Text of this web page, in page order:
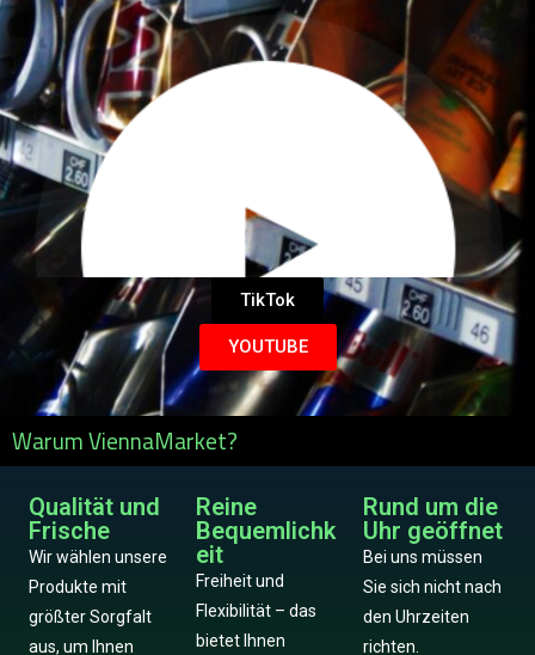
TikTok
YOUTUBE
Warum ViennaMarket?
Qualität und
Frische
Wir wählen unsere
Produkte mit
größter Sorgfalt
aus, um Ihnen
Reine
Bequemlichk
eit
Freiheit und
Flexibilität – das
bietet Ihnen
Rund um die
Uhr geöffnet
Bei uns müssen
Sie sich nicht nach
den Uhrzeiten
richten.